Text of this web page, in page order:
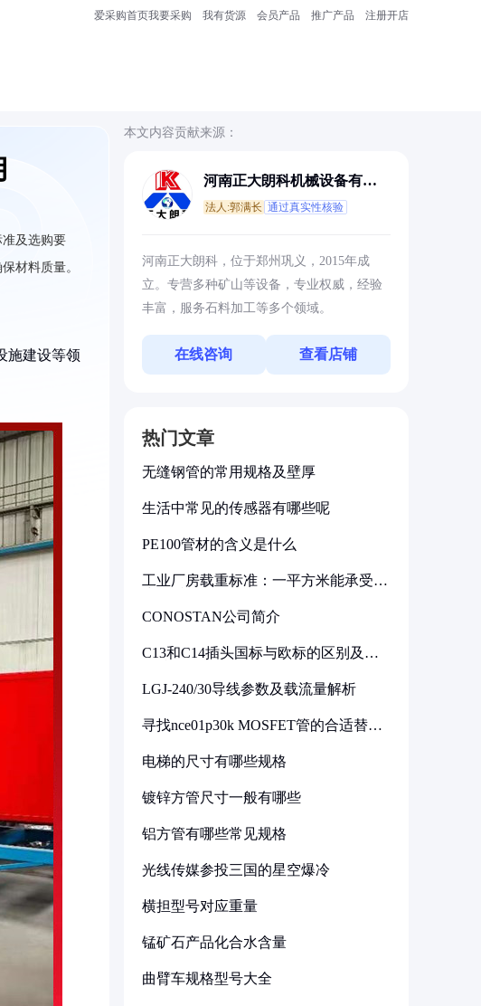
爱采购首页我要采购 我有货源 会员产品 推广产品 注册开店
及选购要
材料质量。
施建设等领
本文内容贡献来源：
河南正大朗科机械设备有限
法人:郭满长 通过真实性核验
河南正大朗科，位于郑州巩义，2015年成
立。专营多种矿山等设备，专业权威，经验
丰富，服务石料加工等多个领域。
在线咨询 查看店铺
热门文章
无缝钢管的常用规格及壁厚
生活中常见的传感器有哪些呢
PE100管材的含义是什么
工业厂房载重标准：一平方米能承受多
CONOSTAN公司简介
C13和C14插头国标与欧标的区别及其
LGJ-240/30导线参数及载流量解析
寻找nce01p30k MOSFET管的合适替代
电梯的尺寸有哪些规格
镀锌方管尺寸一般有哪些
铝方管有哪些常见规格
光线传媒参投三国的星空爆冷
横担型号对应重量
锰矿石产品化合水含量
曲臂车规格型号大全